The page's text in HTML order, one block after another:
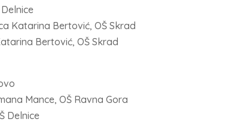
Katarina Bertović, OŠ Skrad
Bertović, OŠ Skrad
Mance, OŠ Ravna Gora
Delnice